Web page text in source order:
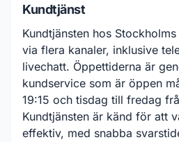
Kundtjänst
Kundtjänsten hos
via flera kanaler, inklusive
livechatt. Öppettiderna är
kundservice som är öppen
19:15 och tisdag till fredag
Kundtjänsten är känd för att
effektiv, med snabba